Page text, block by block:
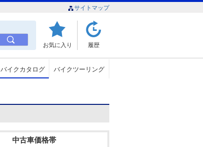
サイトマップ
お気に入り 履歴
バイクカタログ バイクツーリング
中古車価格帯